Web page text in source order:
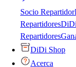
Socio Repartidor
Repartidores
Repartidores
DiDi Shop
Acerca